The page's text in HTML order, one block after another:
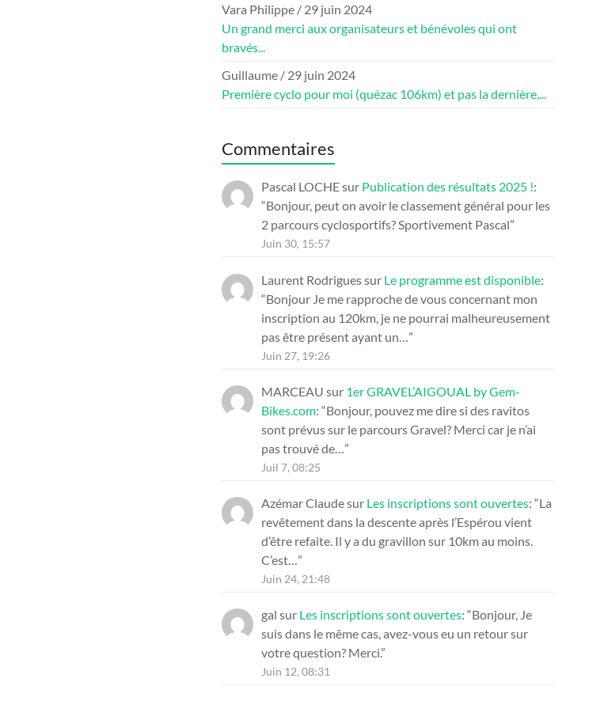
Vara Philippe / 29 juin 2024
Un grand merci aux organisateurs et bénévoles qui ont
bravés...
Guillaume / 29 juin 2024
Première cyclo pour moi (quézac 106km) et pas la dernière,...
Commentaires
Pascal LOCHEsur Publication des résultats 2025 !:
“Bonjour, peut on avoir le classement général pour les
2 parcours cyclosportifs? Sportivement Pascal”
Juin 30, 15:57
Laurent Rodriguessur Le programme est disponible:
“Bonjour Je me rapproche de vous concernant mon
inscription au 120km, je ne pourrai malheureusement
pas être présent ayant un… ”
Juin 27, 19:26
MARCEAU sur 1er GRAVEL’AIGOUAL by Gem-
Bikes.com: “Bonjour, pouvez me dire si des ravitos
sont prévus sur le parcours Gravel? Merci car je n’ai
pas trouvé de… ”
Juil 7, 08:25
Azémar Claudesur Les inscriptions sont ouvertes: “La
revêtement dans la descente après l’Espérou vient
d’être refaite. Il y a du gravillon sur 10km au moins.
C’est…”
Juin 24, 21:48
gal sur Les inscriptions sont ouvertes: “Bonjour, Je
suis dans le même cas, avez-vous eu un retour sur
votre question? Merci.”
Juin 12, 08:31